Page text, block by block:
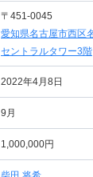
〒451-0045
愛知県名古屋市西区
セントラルタワー3階
2022年4月8日
9月
1,000,000円